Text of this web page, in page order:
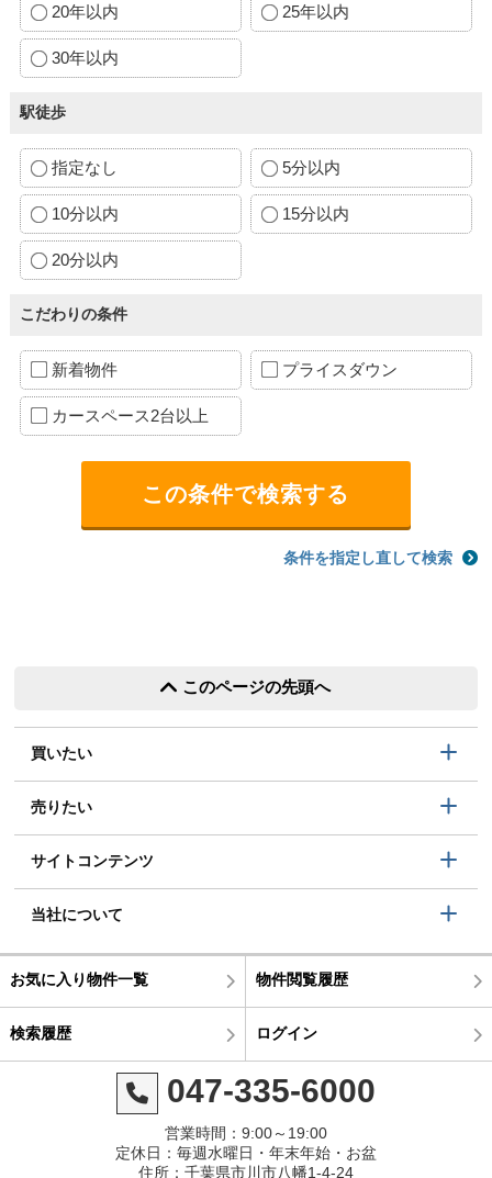
20年以内 25年以内
30年以内
駅徒歩
指定なし 5分以内
10分以内 15分以内
20分以内
こだわりの条件
新着物件 プライスダウン
カースペース2台以上
条件を指定し直して検索
このページの先頭へ
買いたい
売りたい
サイトコンテンツ
当社について
お気に入り物件一覧 物件閲覧履歴
検索履歴 ログイン
047-335-6000
営業時間：9:00～19:00
定休日：毎週水曜日・年末年始・お盆
住所：千葉県市川市八幡1-4-24